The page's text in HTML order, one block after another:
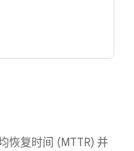
恢复时间 (MTTR) 并